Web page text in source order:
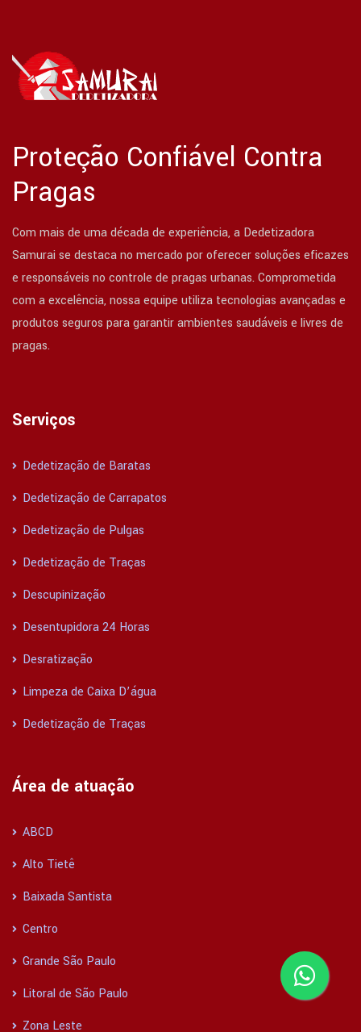
Proteção Confiável Contra
Pragas
Com mais de uma década de experiência, a Dedetizadora
Samurai se destaca no mercado por oferecer soluções eficazes
e responsáveis no controle de pragas urbanas. Comprometida
com a excelência, nossa equipe utiliza tecnologias avançadas e
produtos seguros para garantir ambientes saudáveis e livres de
pragas.
Serviços
Dedetização de Baratas
Dedetização de Carrapatos
Dedetização de Pulgas
Dedetização de Traças
Descupinização
Desentupidora 24 Horas
Desratização
Limpeza de Caixa D’água
Dedetização de Traças
Área de atuação
ABCD
Alto Tietê
Baixada Santista
Centro
Grande São Paulo
Litoral de São Paulo
Zona Leste